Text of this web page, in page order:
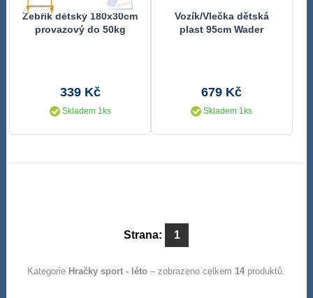
Žebřík dětský 180x30cm
provazový do 50kg
339 Kč
Skladem 1ks
Vozík/Vlečka dětská
plast 95cm Wader
679 Kč
Skladem 1ks
Strana: 1
Kategorie Hračky sport - léto – zobrazeno celkem 14 produktů.